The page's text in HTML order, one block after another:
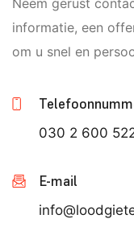
informatie, een
om u snel en
030 2 600
E-mail